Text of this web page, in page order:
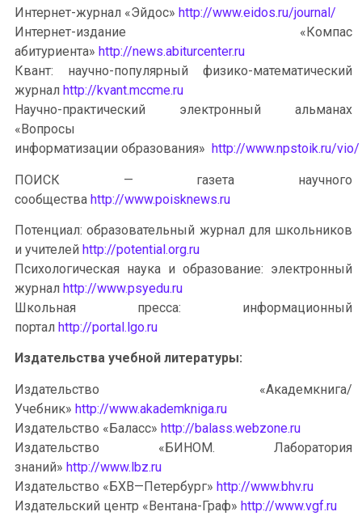
Интернет-журнал «Эйдос» http://www.eidos.ru/journal/
Интернет-издание «Компас
абитуриента» http://news.abiturcenter.ru
Квант: научно-популярный физико-математический
журнал http://kvant.mccme.ru
Научно-практический электронный альманах
«Вопросы
информатизации образования» http://www.npstoik.ru/vio/
ПОИСК — газета научного
сообщества http://www.poisknews.ru
Потенциал: образовательный журнал для школьников
и учителей http://potential.org.ru
Психологическая наука и образование: электронный
журнал http://www.psyedu.ru
Школьная пресса: информационный
портал http://portal.lgo.ru
Издательства учебной литературы:
Издательство «Академкнига/
Учебник» http://www.akademkniga.ru
Издательство «Баласс» http://balass.webzone.ru
Издательство «БИНОМ. Лаборатория
знаний» http://www.lbz.ru
Издательство «БХВ—Петербург» http://www.bhv.ru
Издательский центр «Вентана-Граф» http://www.vgf.ru